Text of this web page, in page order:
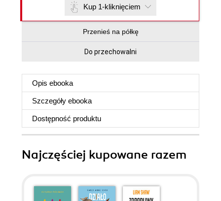
Kup 1-kliknięciem
Przenieś na półkę
Do przechowalni
Opis ebooka
Szczegóły ebooka
Dostępność produktu
Najczęściej kupowane razem